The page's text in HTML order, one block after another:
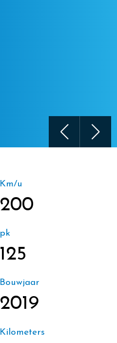
Km/u
200
pk
125
Bouwjaar
2019
Kilometers